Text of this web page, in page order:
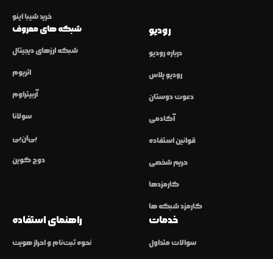
خرید شیبا اینو
شبکه های معروف
شبکه ارزهای دیجیتال
اتریوم
آربیتراوم
سولانا
بی‌ان‌بی
دوج کوین
رودیو
درباره رودیو
رودیو پلاس
دعوت دوستان
آکادمی
قوانین استفاده
حریم شخصی
کارمزدها
کارمزد شبکه ها
راهنمای استفاده
نحوه ثبت‌نام و احراز هویت
خدمات
سوالات متداول